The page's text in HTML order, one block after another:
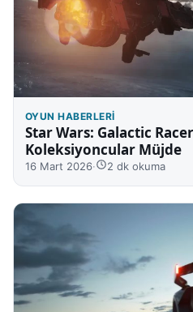
OYUN HABERLERI
Star Wars: Galactic
Koleksiyoncular Müjde
16 Mart 2026· 2 dk okuma